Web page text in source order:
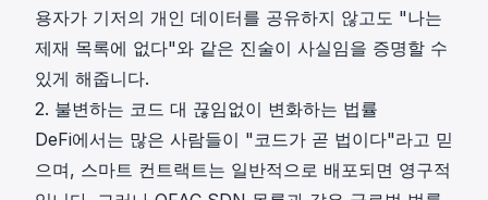
용자가 기저의 개인 데이터를 공유하지 않고도 "나는
제재 목록에 없다"와 같은 진술이 사실임을 증명할 수
있게 해줍니다.
2. 불변하는 코드 대 끊임없이 변화하는 법률
DeFi에서는 많은 사람들이 "코드가 곧 법이다"라고 믿
으며, 스마트 컨트랙트는 일반적으로 배포되면 영구적